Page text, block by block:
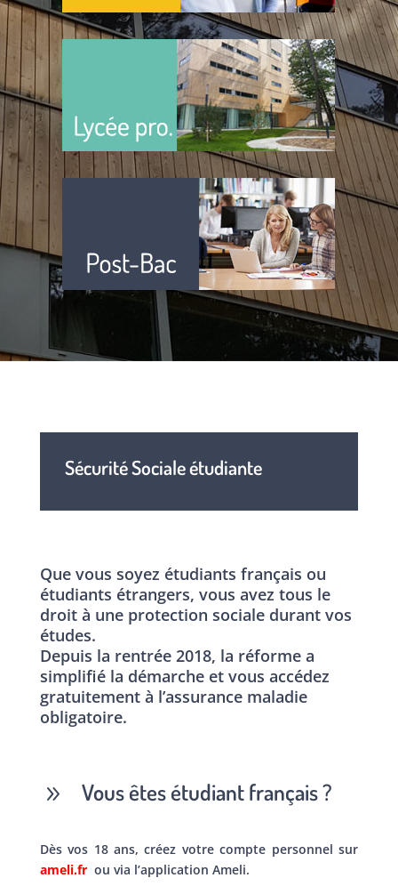
Sécurité Sociale étudiante
Que vous soyez étudiants français ou
étudiants étrangers, vous avez tous le
droit à une protection sociale durant vos
études.
Depuis la rentrée 2018, la réforme a
simplifié la démarche et vous accédez
gratuitement à l’assurance maladie
obligatoire.
9 Vous êtes étudiant français ?
Dès vos 18 ans, créez votre compte personnel sur
ameli.frou via l’application Ameli.